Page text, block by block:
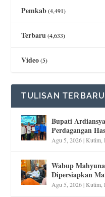
Pemkab(4,491)
Terbaru(4,633)
Video(5)
TULISAN TERBARU
Bupati
Perdagangan
Agu 5, 2026|Kutim,
Wabup
Dipersiapkan
Agu 5, 2026|Kutim,